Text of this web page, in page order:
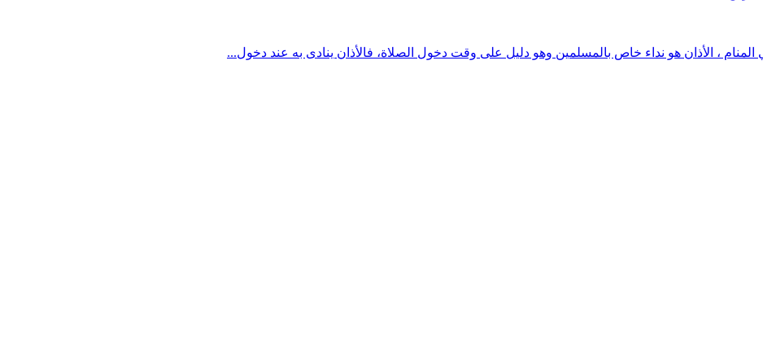
، الأذان هو نداء خاص بالمسلمين وهو دليل على وقت دخول الصلاة، فالأذان ينادى به عند دخول...